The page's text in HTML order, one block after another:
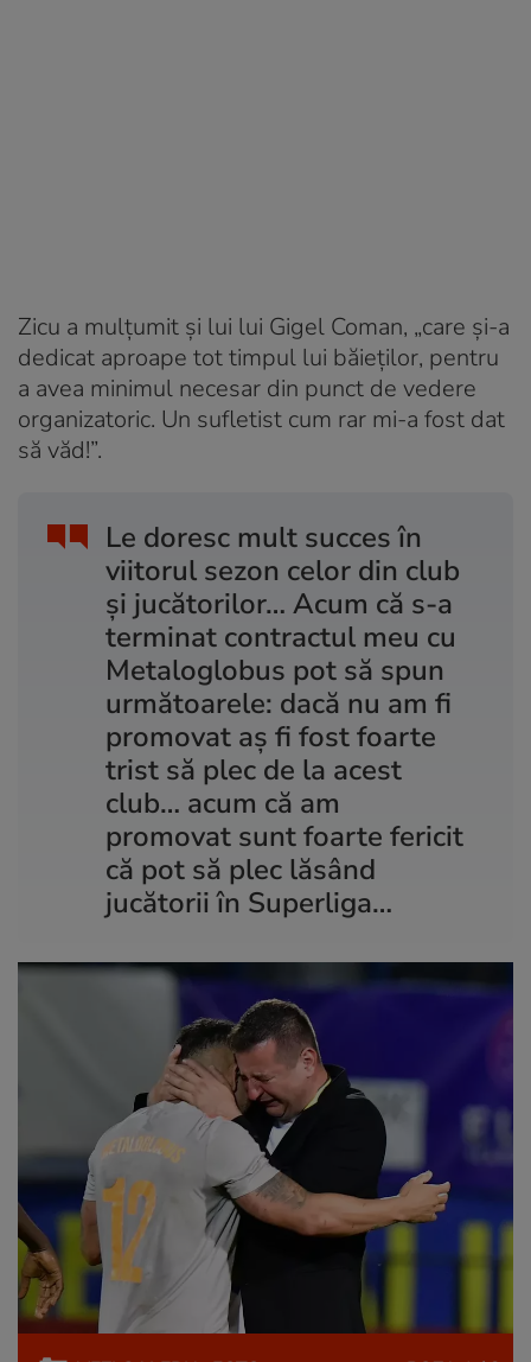
Zicu a mulțumit și lui lui Gigel Coman, „care și-a
dedicat aproape tot timpul lui băieților, pentru
a avea minimul necesar din punct de vedere
organizatoric. Un sufletist cum rar mi-a fost dat
să văd!”.
Le doresc mult succes în
viitorul sezon celor din club
și jucătorilor… Acum că s-a
terminat contractul meu cu
Metaloglobus pot să spun
următoarele: dacă nu am fi
promovat aș fi fost foarte
trist să plec de la acest
club… acum că am
promovat sunt foarte fericit
că pot să plec lăsând
jucătorii în Superliga…